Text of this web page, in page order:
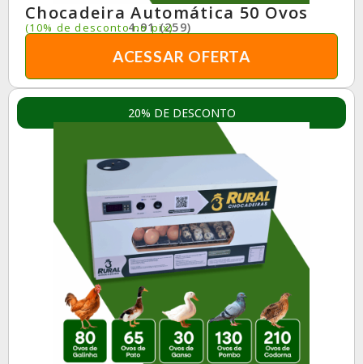
Chocadeira Automática 50 Ovos
4.91 (259)
(10% de desconto no pix)
ACESSAR OFERTA
20% DE DESCONTO